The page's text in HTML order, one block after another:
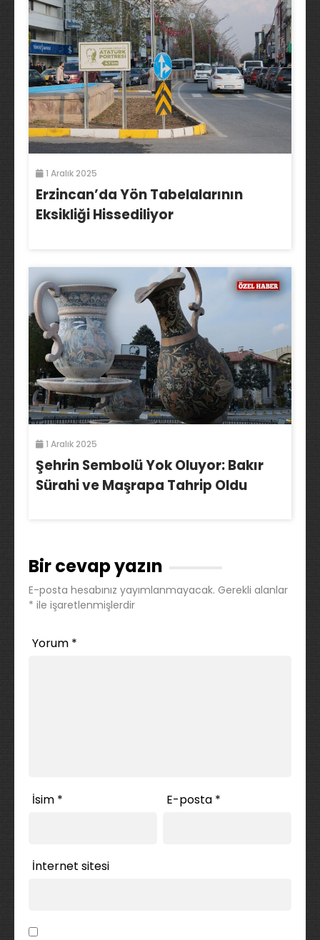
1 Aralık 2025
Erzincan’da Yön Tabelalarının
Eksikliği Hissediliyor
1 Aralık 2025
Şehrin Sembolü Yok Oluyor: Bakır
Sürahi ve Maşrapa Tahrip Oldu
Bir cevap yazın
E-posta hesabınız yayımlanmayacak. Gerekli alanlar
* ile işaretlenmişlerdir
Yorum *
İsim * E-posta *
İnternet sitesi